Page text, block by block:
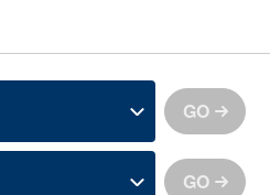
GO
GO